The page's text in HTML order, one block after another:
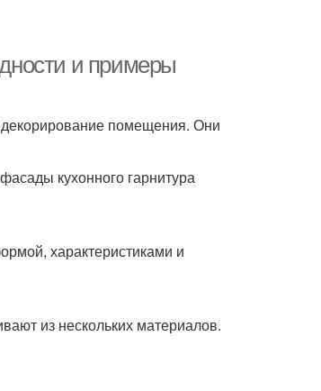
и примеры
декорирование помещения. Они
кухонного гарнитура
характеристиками и
из нескольких материалов.